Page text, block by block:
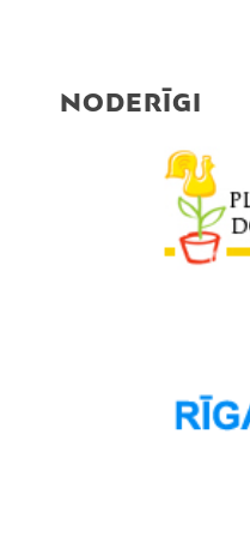
NODERĪGI